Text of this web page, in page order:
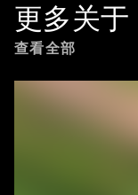
更多关于
查看全部